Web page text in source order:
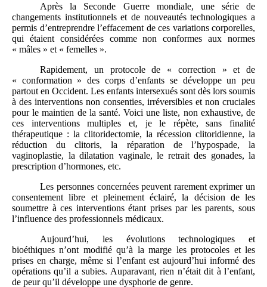
Après la Seconde Guerre mondiale, une série de
changements institutionnels et de nouveautés technologiques a
permis d’entreprendre l’effacement de ces variations corporelles,
qui étaient considérées comme non conformes aux normes
« mâles » et « femelles ».
Rapidement, un protocole de « correction » et de
« conformation » des corps d’enfants se développe un peu
partout en Occident. Les enfants intersexués sont dès lors soumis
à des interventions non consenties, irréversibles et non cruciales
pour le maintien de la santé. Voici une liste, non exhaustive, de
ces interventions multiples et, je le répète, sans finalité
thérapeutique : la clitoridectomie, la récession clitoridienne, la
réduction du clitoris, la réparation de l’hypospade, la
vaginoplastie, la dilatation vaginale, le retrait des gonades, la
prescription d’hormones, etc.
Les personnes concernées peuvent rarement exprimer un
consentement libre et pleinement éclairé, la décision de les
soumettre à ces interventions étant prises par les parents, sous
l’influence des professionnels médicaux.
Aujourd’hui, les évolutions technologiques et
bioéthiques n’ont modifié qu’à la marge les protocoles et les
prises en charge, même si l’enfant est aujourd’hui informé des
opérations qu’il a subies. Auparavant, rien n’était dit à l’enfant,
de peur qu’il développe une dysphorie de genre.